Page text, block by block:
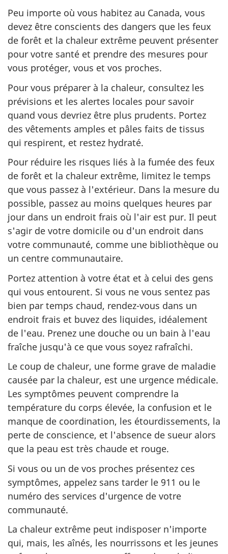
Peu importe où vous habitez au Canada, vous
devez être conscients des dangers que les feux
de forêt et la chaleur extrême peuvent présenter
pour votre santé et prendre des mesures pour
vous protéger, vous et vos proches.
Pour vous préparer à la chaleur, consultez les
prévisions et les alertes locales pour savoir
quand vous devriez être plus prudents. Portez
des vêtements amples et pâles faits de tissus
qui respirent, et restez hydraté.
Pour réduire les risques liés à la fumée des feux
de forêt et la chaleur extrême, limitez le temps
que vous passez à l'extérieur. Dans la mesure du
possible, passez au moins quelques heures par
jour dans un endroit frais où l'air est pur. Il peut
s'agir de votre domicile ou d'un endroit dans
votre communauté, comme une bibliothèque ou
un centre communautaire.
Portez attention à votre état et à celui des gens
qui vous entourent. Si vous ne vous sentez pas
bien par temps chaud, rendez-vous dans un
endroit frais et buvez des liquides, idéalement
de l'eau. Prenez une douche ou un bain à l'eau
fraîche jusqu'à ce que vous soyez rafraîchi.
Le coup de chaleur, une forme grave de maladie
causée par la chaleur, est une urgence médicale.
Les symptômes peuvent comprendre la
température du corps élevée, la confusion et le
manque de coordination, les étourdissements, la
perte de conscience, et l'absence de sueur alors
que la peau est très chaude et rouge.
Si vous ou un de vos proches présentez ces
symptômes, appelez sans tarder le 911 ou le
numéro des services d'urgence de votre
communauté.
La chaleur extrême peut indisposer n'importe
qui, mais, les aînés, les nourrissons et les jeunes